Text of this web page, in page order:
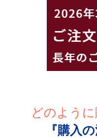
どのよう
『購入